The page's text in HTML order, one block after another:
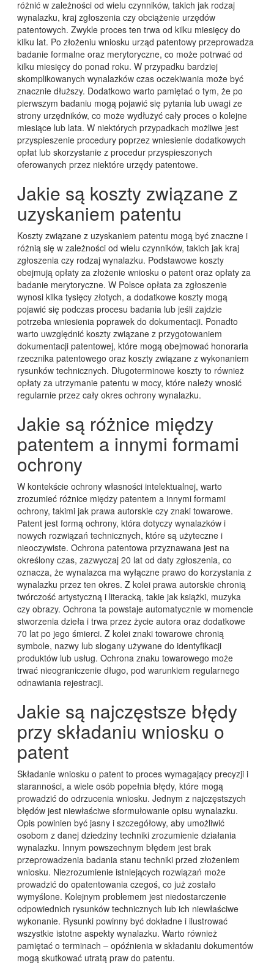
różnić w zależności od wielu czynników, takich jak rodzaj
wynalazku, kraj zgłoszenia czy obciążenie urzędów
patentowych. Zwykle proces ten trwa od kilku miesięcy do
kilku lat. Po złożeniu wniosku urząd patentowy przeprowadza
badanie formalne oraz merytoryczne, co może potrwać od
kilku miesięcy do ponad roku. W przypadku bardziej
skomplikowanych wynalazków czas oczekiwania może być
znacznie dłuższy. Dodatkowo warto pamiętać o tym, że po
pierwszym badaniu mogą pojawić się pytania lub uwagi ze
strony urzędników, co może wydłużyć cały proces o kolejne
miesiące lub lata. W niektórych przypadkach możliwe jest
przyspieszenie procedury poprzez wniesienie dodatkowych
opłat lub skorzystanie z procedur przyspieszonych
oferowanych przez niektóre urzędy patentowe.
Jakie są koszty związane z
uzyskaniem patentu
Koszty związane z uzyskaniem patentu mogą być znaczne i
różnią się w zależności od wielu czynników, takich jak kraj
zgłoszenia czy rodzaj wynalazku. Podstawowe koszty
obejmują opłaty za złożenie wniosku o patent oraz opłaty za
badanie merytoryczne. W Polsce opłata za zgłoszenie
wynosi kilka tysięcy złotych, a dodatkowe koszty mogą
pojawić się podczas procesu badania lub jeśli zajdzie
potrzeba wniesienia poprawek do dokumentacji. Ponadto
warto uwzględnić koszty związane z przygotowaniem
dokumentacji patentowej, które mogą obejmować honoraria
rzecznika patentowego oraz koszty związane z wykonaniem
rysunków technicznych. Długoterminowe koszty to również
opłaty za utrzymanie patentu w mocy, które należy wnosić
regularnie przez cały okres ochrony wynalazku.
Jakie są różnice między
patentem a innymi formami
ochrony
W kontekście ochrony własności intelektualnej, warto
zrozumieć różnice między patentem a innymi formami
ochrony, takimi jak prawa autorskie czy znaki towarowe.
Patent jest formą ochrony, która dotyczy wynalazków i
nowych rozwiązań technicznych, które są użyteczne i
nieoczywiste. Ochrona patentowa przyznawana jest na
określony czas, zazwyczaj 20 lat od daty zgłoszenia, co
oznacza, że wynalazca ma wyłączne prawo do korzystania z
wynalazku przez ten okres. Z kolei prawa autorskie chronią
twórczość artystyczną i literacką, takie jak książki, muzyka
czy obrazy. Ochrona ta powstaje automatycznie w momencie
stworzenia dzieła i trwa przez życie autora oraz dodatkowe
70 lat po jego śmierci. Z kolei znaki towarowe chronią
symbole, nazwy lub slogany używane do identyfikacji
produktów lub usług. Ochrona znaku towarowego może
trwać nieograniczenie długo, pod warunkiem regularnego
odnawiania rejestracji.
Jakie są najczęstsze błędy
przy składaniu wniosku o
patent
Składanie wniosku o patent to proces wymagający precyzji i
staranności, a wiele osób popełnia błędy, które mogą
prowadzić do odrzucenia wniosku. Jednym z najczęstszych
błędów jest niewłaściwe sformułowanie opisu wynalazku.
Opis powinien być jasny i szczegółowy, aby umożliwić
osobom z danej dziedziny techniki zrozumienie działania
wynalazku. Innym powszechnym błędem jest brak
przeprowadzenia badania stanu techniki przed złożeniem
wniosku. Niezrozumienie istniejących rozwiązań może
prowadzić do opatentowania czegoś, co już zostało
wymyślone. Kolejnym problemem jest niedostarczenie
odpowiednich rysunków technicznych lub ich niewłaściwe
wykonanie. Rysunki powinny być dokładne i ilustrować
wszystkie istotne aspekty wynalazku. Warto również
pamiętać o terminach – opóźnienia w składaniu dokumentów
mogą skutkować utratą praw do patentu.